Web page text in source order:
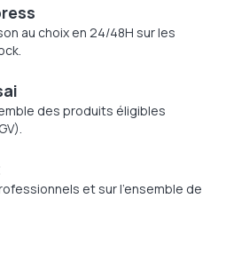
au choix en 24/48H sur les
des produits éligibles
et sur l'ensemble de